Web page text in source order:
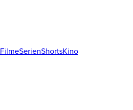
FilmeSerienShortsKino